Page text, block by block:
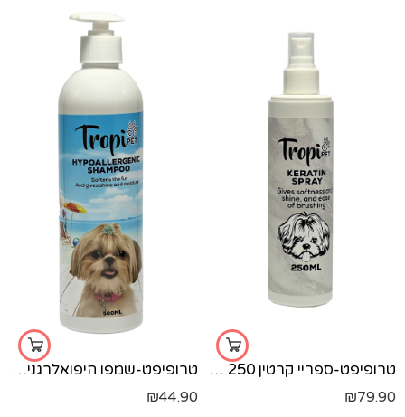
טרופיפט-ספריי קרטין 250 מל'
₪79.90
טרופיפט-שמפו היפואלרגני-500 מל'
₪44.90